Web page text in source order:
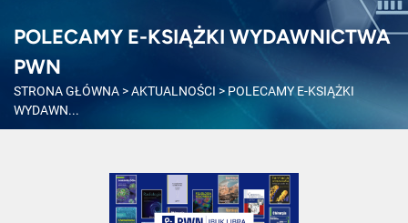
POLECAMY E-KSIĄŻKI WYDAWNICTWA
PWN
STRONA GŁÓWNA >AKTUALNOŚCI >POLECAMY E-KSIĄŻKI
WYDAWN...